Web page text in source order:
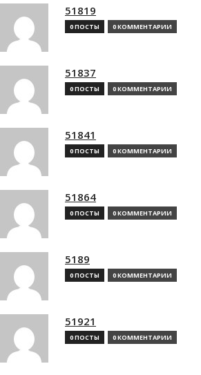
51819
0 ПОСТЫ 0 КОММЕНТАРИИ
51837
0 ПОСТЫ 0 КОММЕНТАРИИ
51841
0 ПОСТЫ 0 КОММЕНТАРИИ
51864
0 ПОСТЫ 0 КОММЕНТАРИИ
5189
0 ПОСТЫ 0 КОММЕНТАРИИ
51921
0 ПОСТЫ 0 КОММЕНТАРИИ